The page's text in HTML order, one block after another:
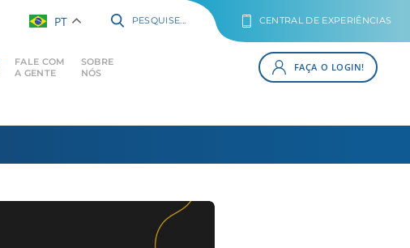
PT PESQUISE... CENTRAL DE EXPERIÊNCIAS
SOBRE
NÓS
FALE COM
A GENTE
FAÇA O LOGIN!